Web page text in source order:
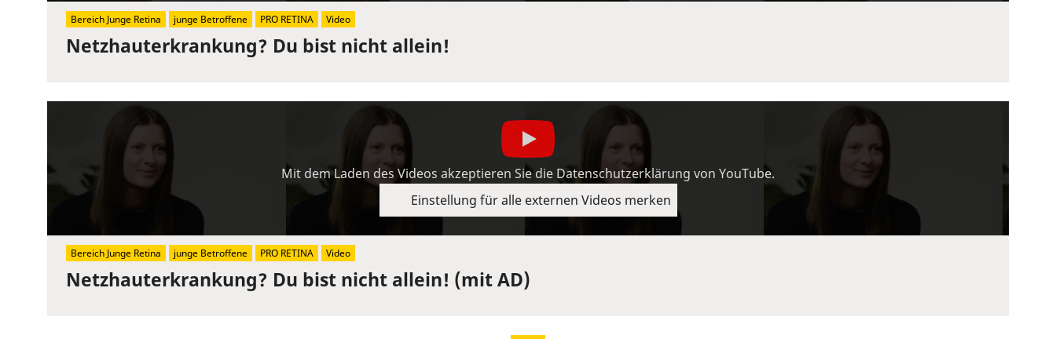
Netzhauterkrankung? Du bist nicht allein!
Bereich Junge Retina junge Betroffene PRO RETINA Video
Netzhauterkrankung? Du bist nicht allein! (mit AD)
Mit dem Laden des Videos akzeptieren Sie die Datenschutzerklärung von YouTube.
Einstellung für alle externen Videos merken
Bereich Junge Retina junge Betroffene PRO RETINA Video